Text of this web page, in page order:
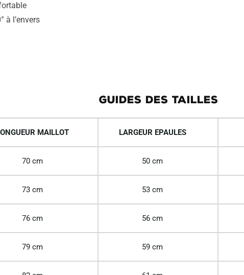
à l’envers
GUIDES DES TAILLES
MAILLOT LARGEUR EPAULES
70 cm 50 cm
73 cm 53 cm
76 cm 56 cm
79 cm 59 cm